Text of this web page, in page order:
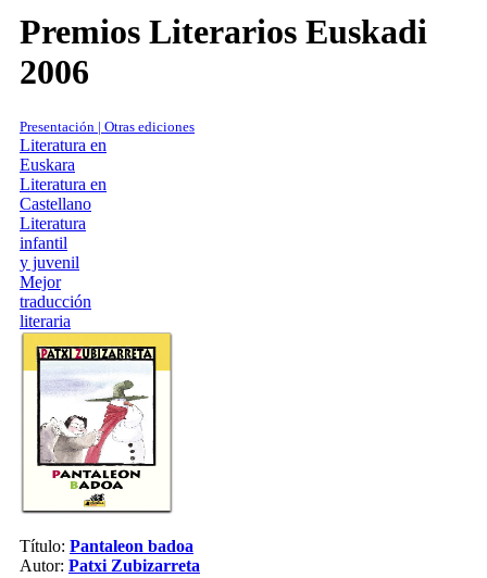
Premios Literarios Euskadi
2006
Presentación | Otras ediciones
Literatura en
Euskara
Literatura en
Castellano
Literatura
infantil
y juvenil
Mejor
traducción
literaria
Título: Pantaleon badoa
Autor: Patxi Zubizarreta